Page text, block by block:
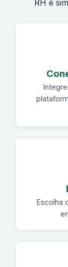
RH é
Escolha